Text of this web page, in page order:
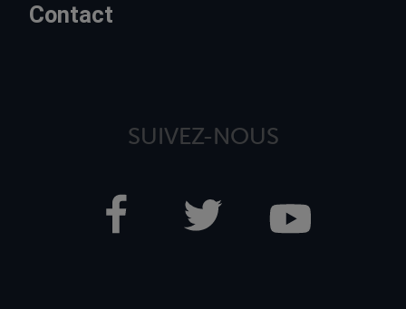
Contact
SUIVEZ-NOUS